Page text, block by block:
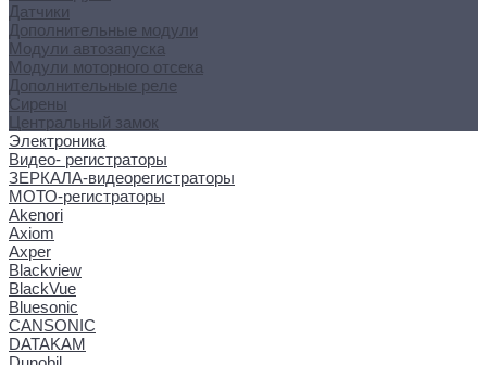
Датчики
Дополнительные модули
Модули автозапуска
Модули моторного отсека
Дополнительные реле
Сирены
Центральный замок
Электроника
Видео- регистраторы
ЗЕРКАЛА-видеорегистраторы
МОТО-регистраторы
Akenori
Axiom
Axper
Blackview
BlackVue
Bluesonic
CANSONIC
DATAKAM